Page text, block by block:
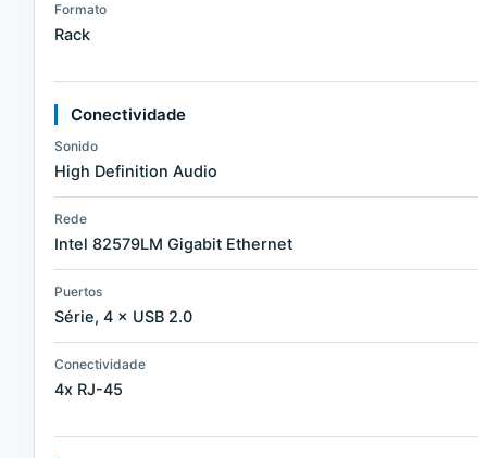
Formato
Rack
Conectividade
Sonido
High Definition Audio
Rede
Intel 82579LM Gigabit Ethernet
Puertos
Série, 4 × USB 2.0
Conectividade
4x RJ-45